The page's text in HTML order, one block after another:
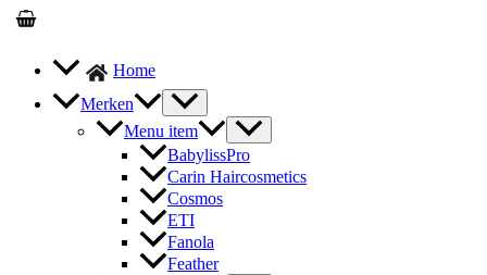
Home
Merken
Menu item
BabylissPro
Carin Haircosmetics
Cosmos
ETI
Fanola
Feather